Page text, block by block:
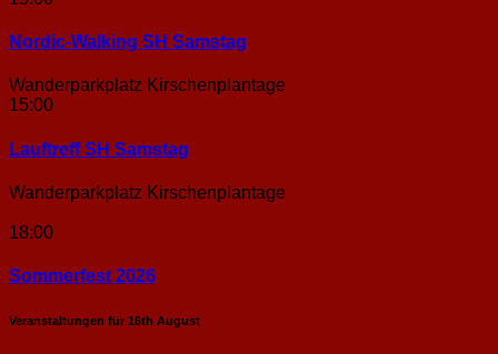
Nordic-Walking SH Samstag
Wanderparkplatz Kirschenplantage
15:00
Lauftreff SH Samstag
Wanderparkplatz Kirschenplantage
18:00
Sommerfest 2026
Veranstaltungen für 16th August